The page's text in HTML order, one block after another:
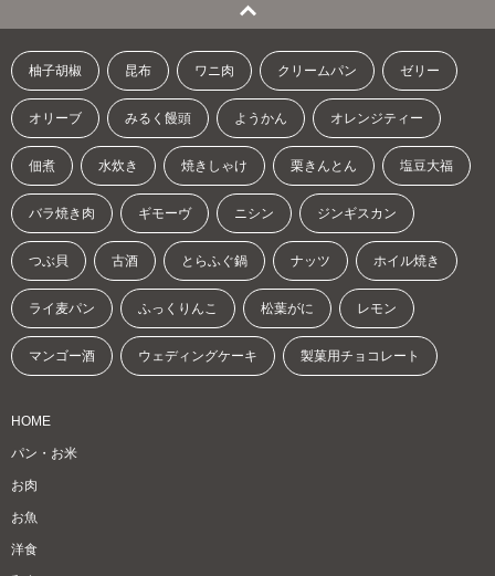
柚子胡椒 昆布 ワニ肉 クリームパン ゼリー
オリーブ みるく饅頭 ようかん オレンジティー
佃煮 水炊き 焼きしゃけ 栗きんとん 塩豆大福
バラ焼き肉 ギモーヴ ニシン ジンギスカン
つぶ貝 古酒 とらふぐ鍋 ナッツ ホイル焼き
ライ麦パン ふっくりんこ 松葉がに レモン
マンゴー酒 ウェディングケーキ 製菓用チョコレート
HOME
パン・お米
お肉
お魚
洋食